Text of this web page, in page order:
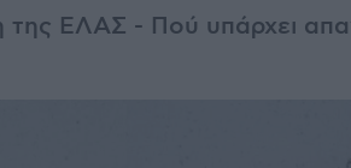
της ΕΛΑΣ - Πού υπάρχει